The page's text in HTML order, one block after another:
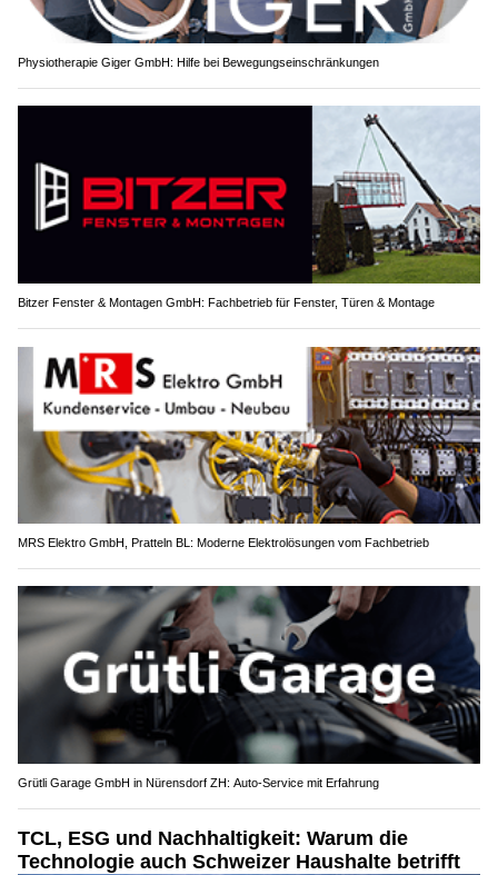
Physiotherapie Giger GmbH: Hilfe bei Bewegungseinschränkungen
Bitzer Fenster & Montagen GmbH: Fachbetrieb für Fenster, Türen & Montage
MRS Elektro GmbH, Pratteln BL: Moderne Elektrolösungen vom Fachbetrieb
Grütli Garage GmbH in Nürensdorf ZH: Auto-Service mit Erfahrung
TCL, ESG und Nachhaltigkeit: Warum die
Technologie auch Schweizer Haushalte betrifft